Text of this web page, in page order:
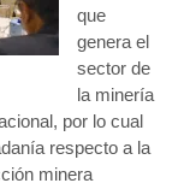
que
genera el
sector de
la minería
por lo cual
respecto a la
minera